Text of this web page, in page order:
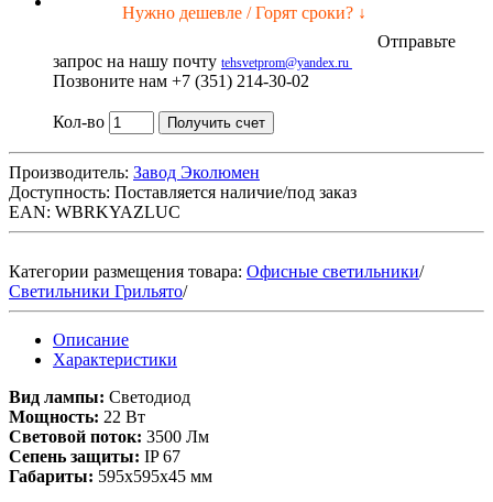
Нужно дешевле / Горят сроки? ↓
Отправьте
запрос на нашу почту tehsvetprom@yandex.ru
Позвоните нам +7 (351) 214-30-02
Кол-во Получить счет
Производитель: Завод Эколюмен
Доступность: Поставляется наличие/под заказ
EAN: WBRKYAZLUC
Категории размещения товара: Офисные светильники/
Светильники Грильято/
Описание
Характеристики
Вид лампы: Светодиод
Мощность: 22 Вт
Световой поток: 3500 Лм
Сепень защиты: IP 67
Габариты: 595x595x45 мм